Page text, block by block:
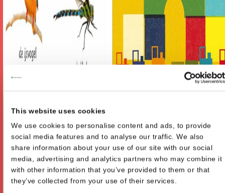
This website uses cookies
We use cookies to personalise content and ads, to provide
social media features and to analyse our traffic. We also
share information about your use of our site with our social
media, advertising and analytics partners who may combine it
with other information that you’ve provided to them or that
they’ve collected from your use of their services.
Zoek het vierkant €13,99 €